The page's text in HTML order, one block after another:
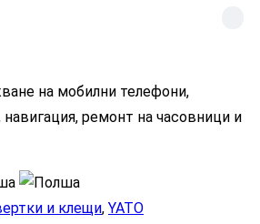
на мобилни телефони,
ремонт на часовници и
и клещи, YATO